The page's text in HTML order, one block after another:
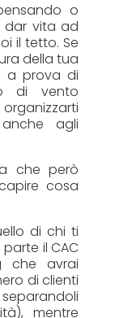
o
dar vita ad
il tetto. Se
della tua
a prova di
di vento
agli
che però
cosa
di chi ti
il CAC
che avrai
di clienti
mentre